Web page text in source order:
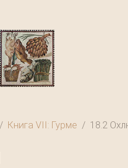
Книга VII: Гурме 18.2